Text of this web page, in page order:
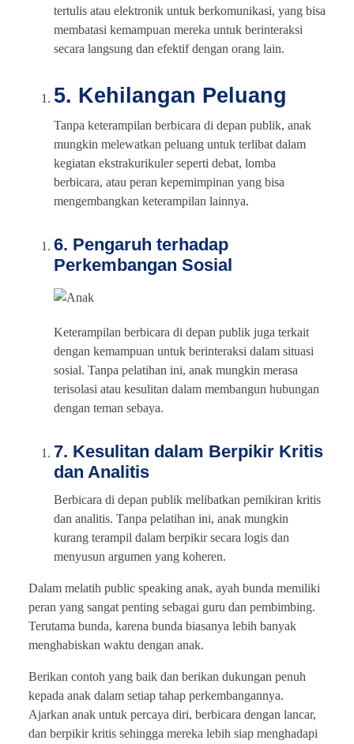
tertulis atau elektronik untuk berkomunikasi, yang bisa
membatasi kemampuan mereka untuk berinteraksi
secara langsung dan efektif dengan orang lain.
5. Kehilangan Peluang
Tanpa keterampilan berbicara di depan publik, anak
mungkin melewatkan peluang untuk terlibat dalam
kegiatan ekstrakurikuler seperti debat, lomba
berbicara, atau peran kepemimpinan yang bisa
mengembangkan keterampilan lainnya.
6. Pengaruh terhadap
Perkembangan Sosial
Keterampilan berbicara di depan publik juga terkait
dengan kemampuan untuk berinteraksi dalam situasi
sosial. Tanpa pelatihan ini, anak mungkin merasa
terisolasi atau kesulitan dalam membangun hubungan
dengan teman sebaya.
7. Kesulitan dalam Berpikir Kritis
dan Analitis
Berbicara di depan publik melibatkan pemikiran kritis
dan analitis. Tanpa pelatihan ini, anak mungkin
kurang terampil dalam berpikir secara logis dan
menyusun argumen yang koheren.
Dalam melatih public speaking anak, ayah bunda memiliki
peran yang sangat penting sebagai guru dan pembimbing.
Terutama bunda, karena bunda biasanya lebih banyak
menghabiskan waktu dengan anak.
Berikan contoh yang baik dan berikan dukungan penuh
kepada anak dalam setiap tahap perkembangannya.
Ajarkan anak untuk percaya diri, berbicara dengan lancar,
dan berpikir kritis sehingga mereka lebih siap menghadapi